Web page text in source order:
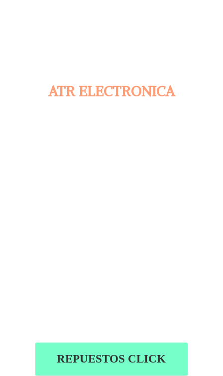
ATR ELECTRONICA
REPUESTOS CLICK